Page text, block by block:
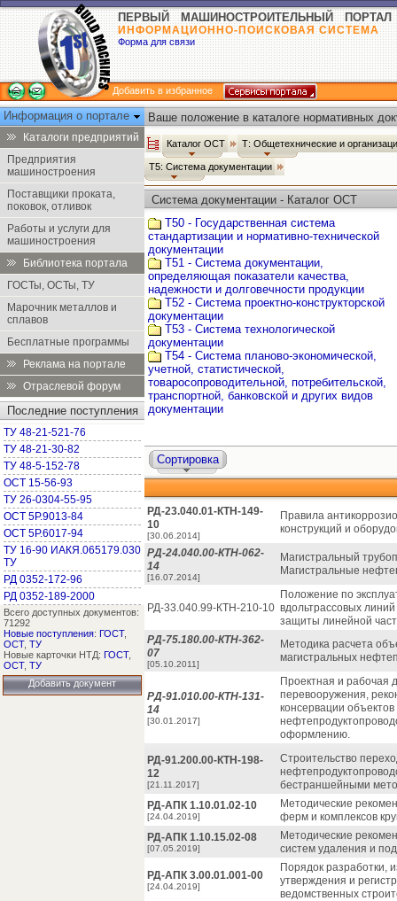
ПЕРВЫЙ МАШИНОСТРОИТЕЛЬНЫЙ ПОРТАЛ
ИНФОРМАЦИОННО-ПОИСКОВАЯ СИСТЕМА
Форма для связи
Добавить в избранное
Информация о портале
Каталоги предприятий
Предприятия
машиностроения
Поставщики проката,
поковок, отливок
Работы и услуги для
машиностроения
Библиотека портала
ГОСТы, ОСТы, ТУ
Марочник металлов и
сплавов
Бесплатные программы
Реклама на портале
Отраслевой форум
Последние поступления
ТУ 48-21-521-76
ТУ 48-21-30-82
ТУ 48-5-152-78
ОСТ 15-56-93
ТУ 26-0304-55-95
ОСТ 5Р.9013-84
ОСТ 5Р.6017-94
ТУ 16-90 ИАКЯ.065179.030
ТУ
РД 0352-172-96
РД 0352-189-2000
Всего доступных документов:
71292
Новые поступления: ГОСТ,
ОСТ, ТУ
Новые карточки НТД: ГОСТ,
ОСТ, ТУ
Добавить документ
Ваше положение в каталоге нормативных
Каталог ОСТ Т: Общетехнические и
Т5: Система документации
Система документации - Каталог ОСТ
Т50 - Государственная система
стандартизации и нормативно-технической
документации
Т51 - Система документации,
определяющая показатели качества,
надежности и долговечности продукции
Т52 - Система проектно-конструкторской
документации
Т53 - Система технологической
документации
Т54 - Система планово-экономической,
учетной, статистической,
товаросопроводительной, потребительской,
транспортной, банковской и других видов
документации
Сортировка
РД-23.040.01-КТН-149-
10
[30.06.2014]
Правила
конструкций и
РД-24.040.00-КТН-062-
14
[16.07.2014]
Магистральный
Магистральные
РД-33.040.99-КТН-210-10
Положение по
вдольтрассовых
защиты линейной
РД-75.180.00-КТН-362-
07
[05.10.2011]
Методика расчета
магистральных
РД-91.010.00-КТН-131-
14
[30.01.2017]
Проектная и рабочая
перевооружения,
консервации
оформлению.
РД-91.200.00-КТН-198-
12
[21.11.2017]
Строительство
бестраншейными
РД-АПК 1.10.01.02-10
[24.04.2019]
Методические
ферм и комплексов
РД-АПК 1.10.15.02-08
[07.05.2019]
Методические
систем удаления и
РД-АПК 3.00.01.001-00
[24.04.2019]
Порядок разработки,
утверждения и
ведомственных